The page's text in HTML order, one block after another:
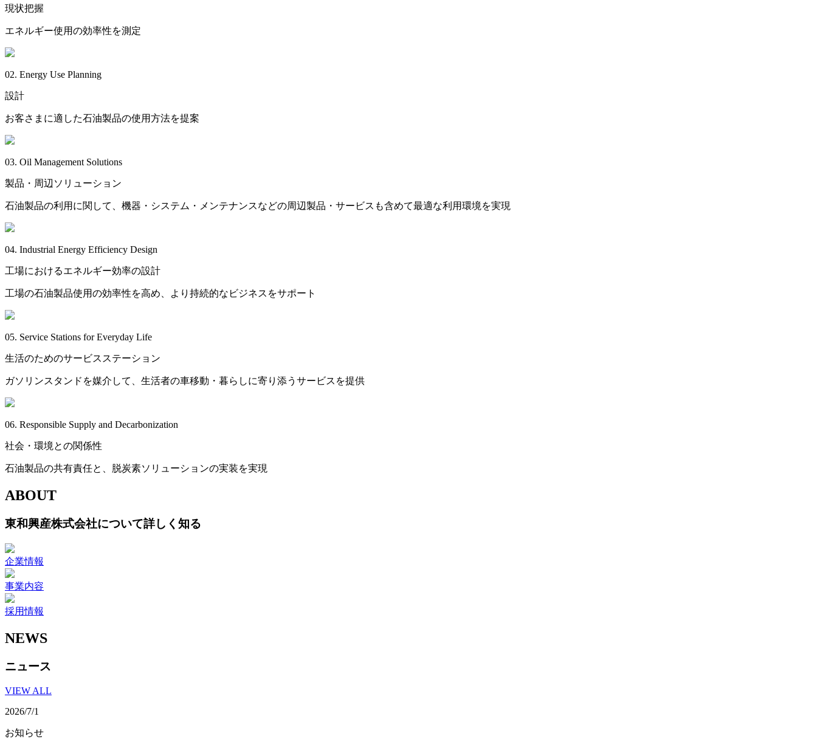
現状把握
エネルギー使用の効率性を測定
02. Energy Use Planning
設計
お客さまに適した石油製品の使用方法を提案
03. Oil Management Solutions
製品・周辺ソリューション
石油製品の利用に関して、機器・システム・メンテナンスなどの周辺製品・サービスも含めて最適な利用環境を実現
04. Industrial Energy Efficiency Design
工場におけるエネルギー効率の設計
工場の石油製品使用の効率性を高め、より持続的なビジネスをサポート
05. Service Stations for Everyday Life
生活のためのサービスステーション
ガソリンスタンドを媒介して、生活者の車移動・暮らしに寄り添うサービスを提供
06. Responsible Supply and Decarbonization
社会・環境との関係性
石油製品の共有責任と、脱炭素ソリューションの実装を実現
ABOUT
東和興産株式会社について詳しく知る
企業情報
事業内容
採用情報
NEWS
ニュース
VIEW ALL
2026/7/1
お知らせ